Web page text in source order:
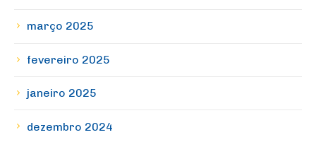
março 2025
fevereiro 2025
janeiro 2025
dezembro 2024